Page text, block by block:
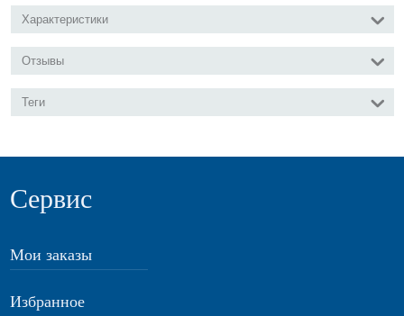
Характеристики
Отзывы
Теги
Сервис
Мои заказы
Избранное